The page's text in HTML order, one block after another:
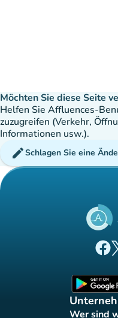
Möchten Sie diese Seite
Helfen Sie Affluences-
zuzugreifen (Verkehr,
Informationen usw.).
editSchlagen Sie eine
Wer sind